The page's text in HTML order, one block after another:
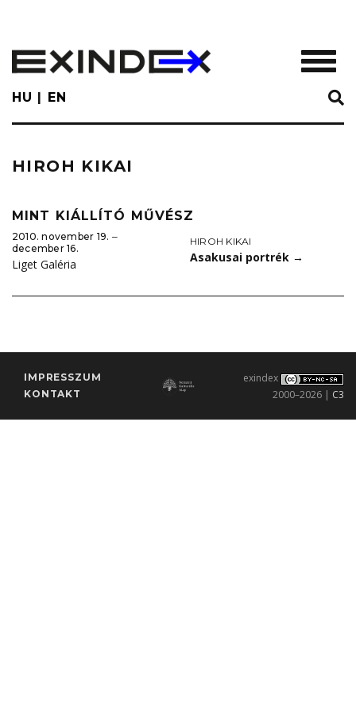
main
content
HU EN
HIROH KIKAI
MINT KIÁLLÍTÓ MŰVÉSZ
2010. november 19. ‒
december 16.
Liget Galéria
HIROH KIKAI
Asakusai portrék →
IMPRESSZUM
KONTAKT
exindex
2000–2026 | C3